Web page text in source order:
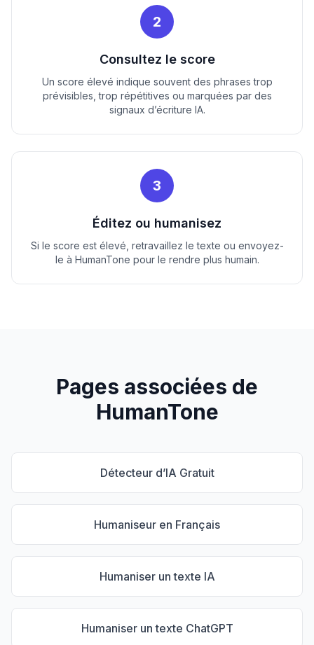
2
Consultez le score
Un score élevé indique souvent des phrases trop
prévisibles, trop répétitives ou marquées par des
signaux d’écriture IA.
3
Éditez ou humanisez
Si le score est élevé, retravaillez le texte ou envoyez-
le à HumanTone pour le rendre plus humain.
Pages associées de
HumanTone
Détecteur d’IA Gratuit
Humaniseur en Français
Humaniser un texte IA
Humaniser un texte ChatGPT